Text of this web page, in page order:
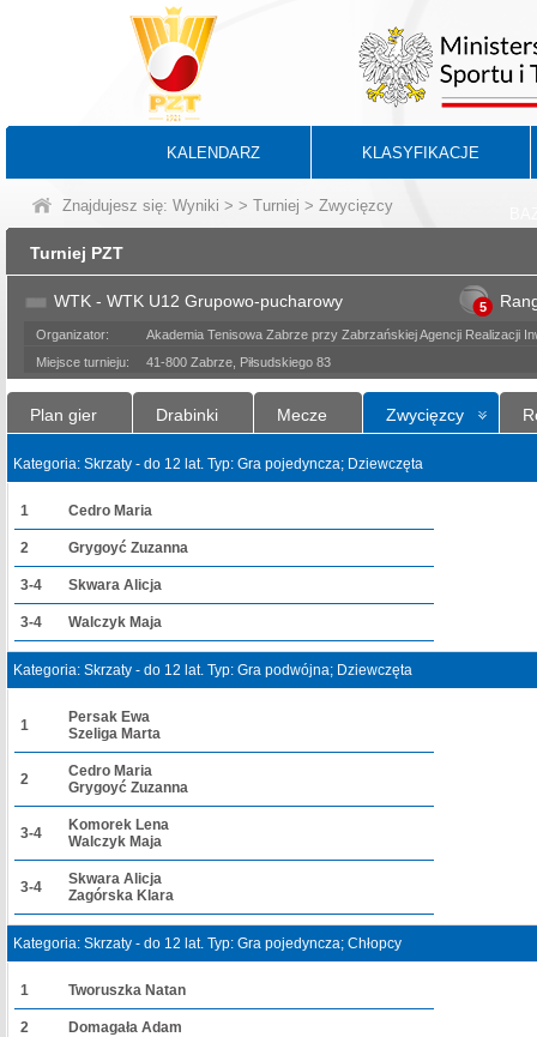
KALENDARZ KLASYFIKACJE
Znajdujesz się: Wyniki > > Turniej > Zwycięzcy
Turniej PZT
WTK - WTK U12 Grupowo-pucharowy 5
Organizator:
Akademia Tenisowa Zabrze przy Zabrzańskiej Agencji Realizacji
Miejsce turnieju:
41-800 Zabrze, Piłsudskiego 83
Plan gier Drabinki Mecze Zwycięzcy
Kategoria: Skrzaty - do 12 lat. Typ: Gra pojedyncza; Dziewczęta
1 Cedro Maria
2 Grygoyć Zuzanna
3-4 Skwara Alicja
3-4 Walczyk Maja
Kategoria: Skrzaty - do 12 lat. Typ: Gra podwójna; Dziewczęta
1
Persak Ewa
Szeliga Marta
2
Cedro Maria
Grygoyć Zuzanna
3-4
Komorek Lena
Walczyk Maja
3-4
Skwara Alicja
Zagórska Klara
Kategoria: Skrzaty - do 12 lat. Typ: Gra pojedyncza; Chłopcy
1 Tworuszka Natan
2 Domagała Adam